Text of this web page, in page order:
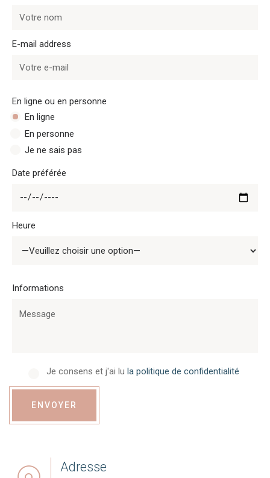
E-mail address
En ligne ou en personne
En ligne
En personne
Je ne sais pas
Date préférée
Heure
Informations
Je consens et j'ai lu la politique de confidentialité
ENVOYER
Adresse